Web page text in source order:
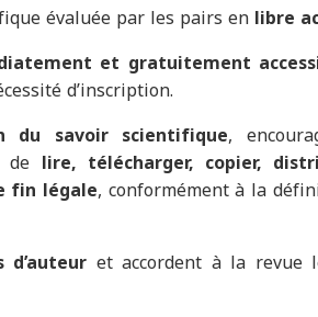
évaluée par les pairs enlibre
et gratuitement
d’inscription.
du savoir scientifique,
lire, télécharger, copier,
fin légale, conformément à la
et accordent à la revue